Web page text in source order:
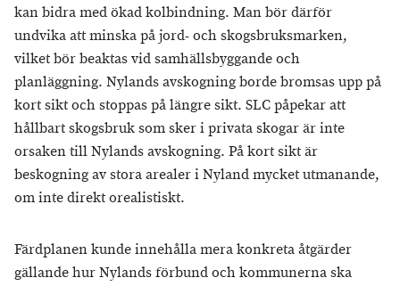
kan bidra med ökad kolbindning. Man bör därför
undvika att minska på jord- och skogsbruksmarken,
vilket bör beaktas vid samhällsbyggande och
planläggning. Nylands avskogning borde bromsas upp på
kort sikt och stoppas på längre sikt. SLC påpekar att
hållbart skogsbruk som sker i privata skogar är inte
orsaken till Nylands avskogning. På kort sikt är
beskogning av stora arealer i Nyland mycket utmanande,
om inte direkt orealistiskt.
Färdplanen kunde innehålla mera konkreta åtgärder
gällande hur Nylands förbund och kommunerna ska